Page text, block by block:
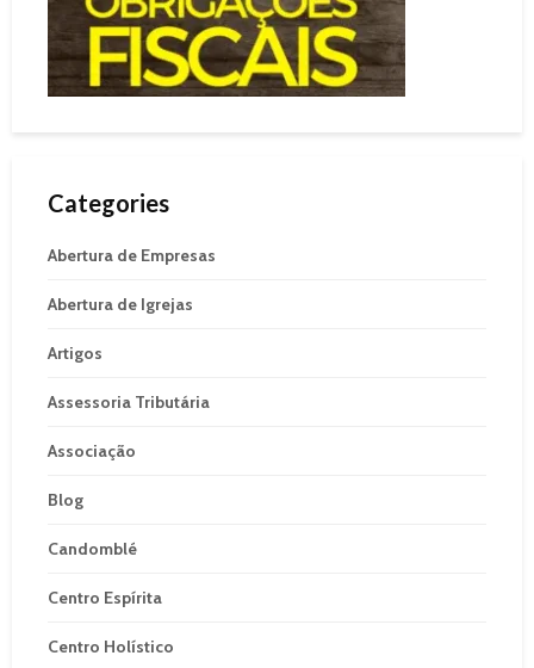
Categories
Abertura de Empresas
Abertura de Igrejas
Artigos
Assessoria Tributária
Associação
Blog
Candomblé
Centro Espírita
Centro Holístico